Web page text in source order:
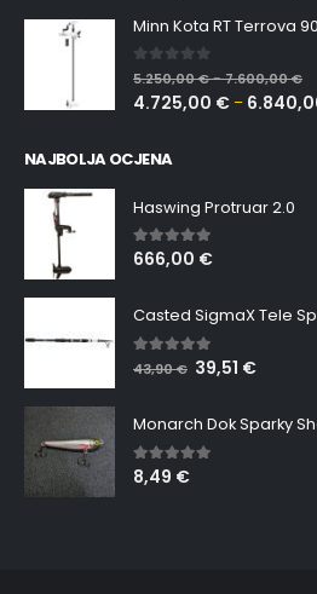
Minn Kota RT Terrova
0 out of 5
5.250,00€–7.600,00€
4.725,00 € –
NAJBOLJA OCJENA
Haswing Protruar 2.0
5.00 out of 5
666,00 €
Casted SigmaX Tele
5.00 out of 5
43,90€ 39,51 €
Monarch Dok Sparky
5.00 out of 5
8,49 €